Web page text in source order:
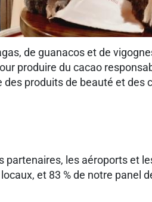
de guanacos et de
produire du cacao
produits de beauté et des
partenaires, les aéroports et
et 83 % de notre panel